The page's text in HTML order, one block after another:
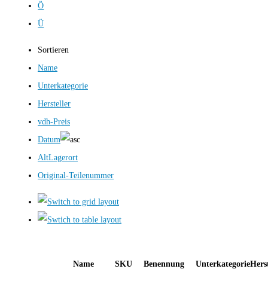
Ö
Ü
Sortieren
Name
Unterkategorie
Hersteller
vdh-Preis
Datum
AltLagerort
Original-Teilenummer
Name SKU Benennung Unterkategorie